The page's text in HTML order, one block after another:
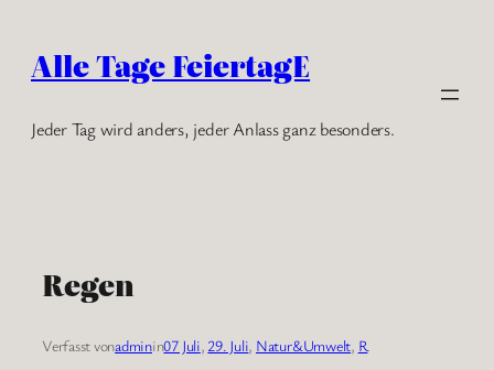
Inhalt
springen
Alle Tage FeiertagE
Jeder Tag wird anders, jeder Anlass ganz besonders.
Regen
Verfasst vonadminin07 Juli, 29. Juli, Natur&Umwelt, R